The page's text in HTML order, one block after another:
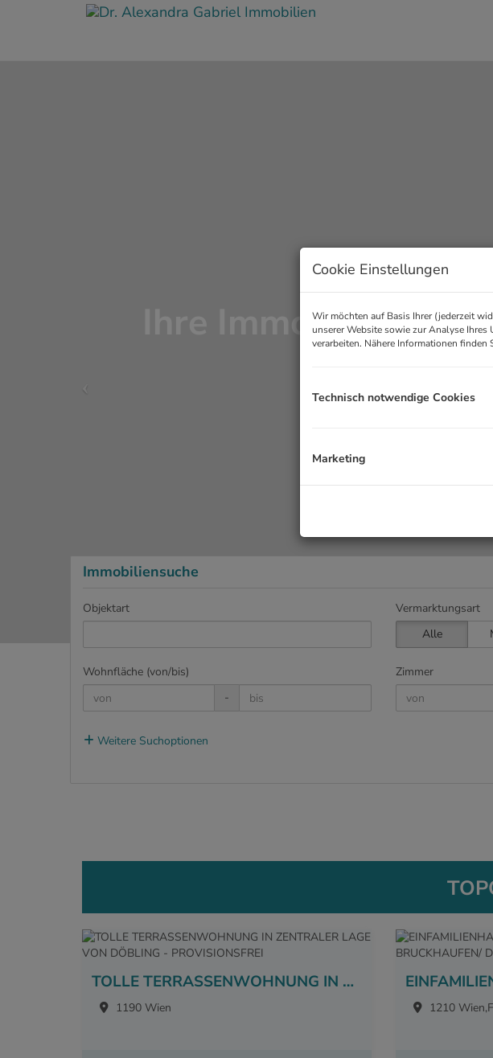
Ihre
Immobiliensuche
Objektart
Vermarktungsart
Alle
Wohnfläche (von/bis)
-
Zimmer
Weitere Suchoptionen
TOLLE TERRASSENWOHNUNG IN ZENTRALER LAGE VON DÖBLING - PROVISIONSFREI
1190 Wien 1210
Cookie Einstellungen
Wir möchten auf Basis Ihrer (jederzeit
unserer Website sowie zur Analyse Ihres
verarbeiten. Nähere Informationen finden
Technisch notwendige Cookies
Marketing